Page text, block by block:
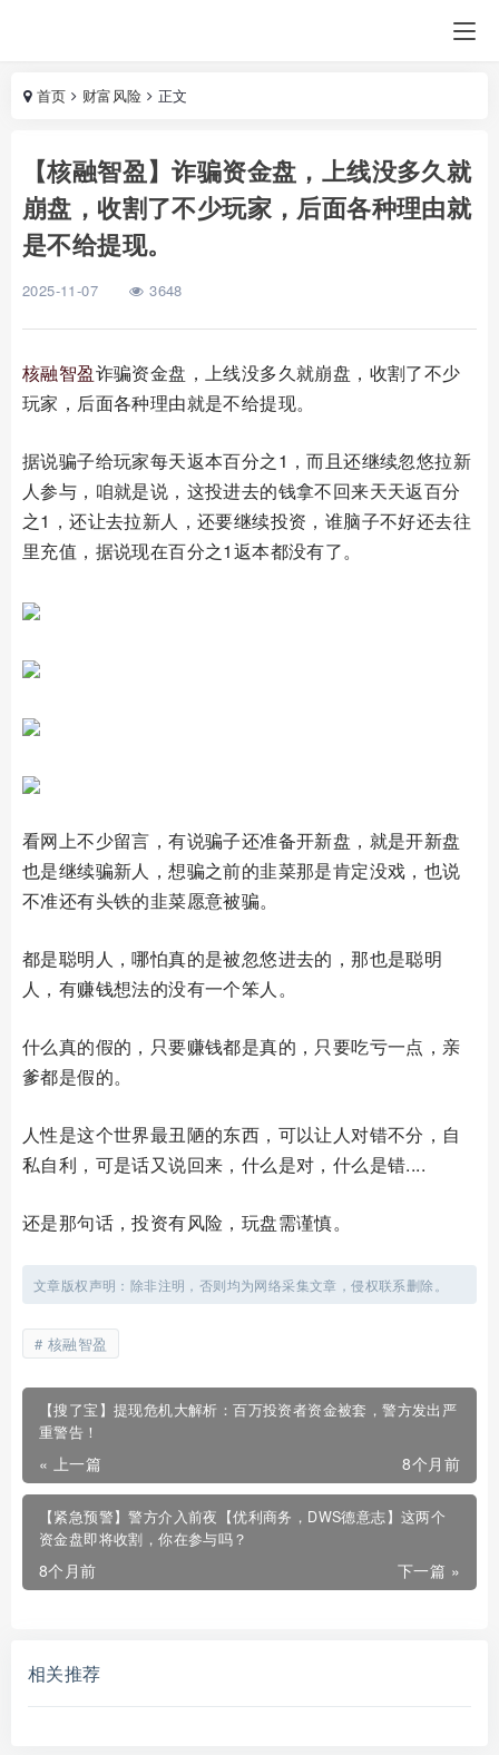
首页 财富风险 正文
【核融智盈】诈骗资金盘，上线没多久就
崩盘，收割了不少玩家，后面各种理由就
是不给提现。
2025-11-07 3648
核融智盈诈骗资金盘，上线没多久就崩盘，收割了不少
玩家，后面各种理由就是不给提现。
据说骗子给玩家每天返本百分之1，而且还继续忽悠拉新
人参与，咱就是说，这投进去的钱拿不回来天天返百分
之1，还让去拉新人，还要继续投资，谁脑子不好还去往
里充值，据说现在百分之1返本都没有了。
看网上不少留言，有说骗子还准备开新盘，就是开新盘
也是继续骗新人，想骗之前的韭菜那是肯定没戏，也说
不准还有头铁的韭菜愿意被骗。
都是聪明人，哪怕真的是被忽悠进去的，那也是聪明
人，有赚钱想法的没有一个笨人。
什么真的假的，只要赚钱都是真的，只要吃亏一点，亲
爹都是假的。
人性是这个世界最丑陋的东西，可以让人对错不分，自
私自利，可是话又说回来，什么是对，什么是错....
还是那句话，投资有风险，玩盘需谨慎。
文章版权声明：除非注明，否则均为网络采集文章，侵权联系删除。
核融智盈
【搜了宝】提现危机大解析：百万投资者资金被套，警方发出严
重警告！
« 上一篇 8个月前
【紧急预警】警方介入前夜【优利商务，DWS德意志】这两个
资金盘即将收割，你在参与吗？
下一篇 »
8个月前
相关推荐